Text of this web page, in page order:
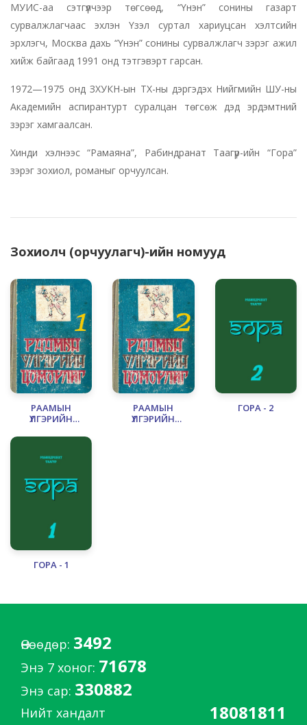
МУИС-аа сэтгүүлчээр төгсөөд, “Үнэн” сонины газарт
сурвалжлагчаас эхлэн Үзэл суртал хариуцсан хэлтсийн
эрхлэгч, Москва дахь “Үнэн” сонины сурвалжлагч зэрэг ажил
хийж байгаад 1991 онд тэтгэвэрт гарсан.
1972—1975 онд ЗХУКН-ын ТХ-ны дэргэдэх Нийгмийн ШУ-ны
Академийн аспирантурт суралцан төгсөж дэд эрдэмтний
зэрэг хамгаалсан.
Хинди хэлнээс “Рамаяна”, Рабиндранат Таагүр-ийн “Гора”
зэрэг зохиол, романыг орчуулсан.
Зохиолч (орчуулагч)-ийн номууд
РААМЫН
ҮЛГЭРИЙН
РААМЫН
ҮЛГЭРИЙН
ГОРА - 2
ГОРА - 1
Өнөөдөр: 3492
Энэ 7 хоног: 71678
Энэ сар: 330882
Нийт хандалт 18081811